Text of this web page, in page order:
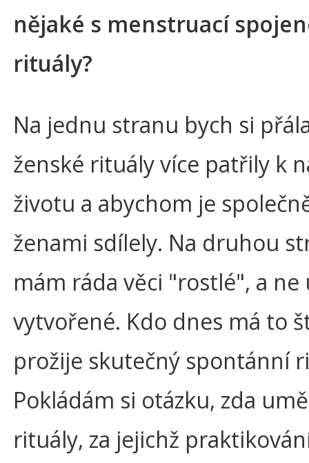
nějaké s menstruací
rituály?
Na jednu stranu bych si
ženské rituály více patřily k
životu a abychom je
ženami sdílely. Na druhou
mám ráda věci "rostlé", a ne
vytvořené. Kdo dnes má to
prožije skutečný spontánní
Pokládám si otázku, zda
rituály, za jejichž